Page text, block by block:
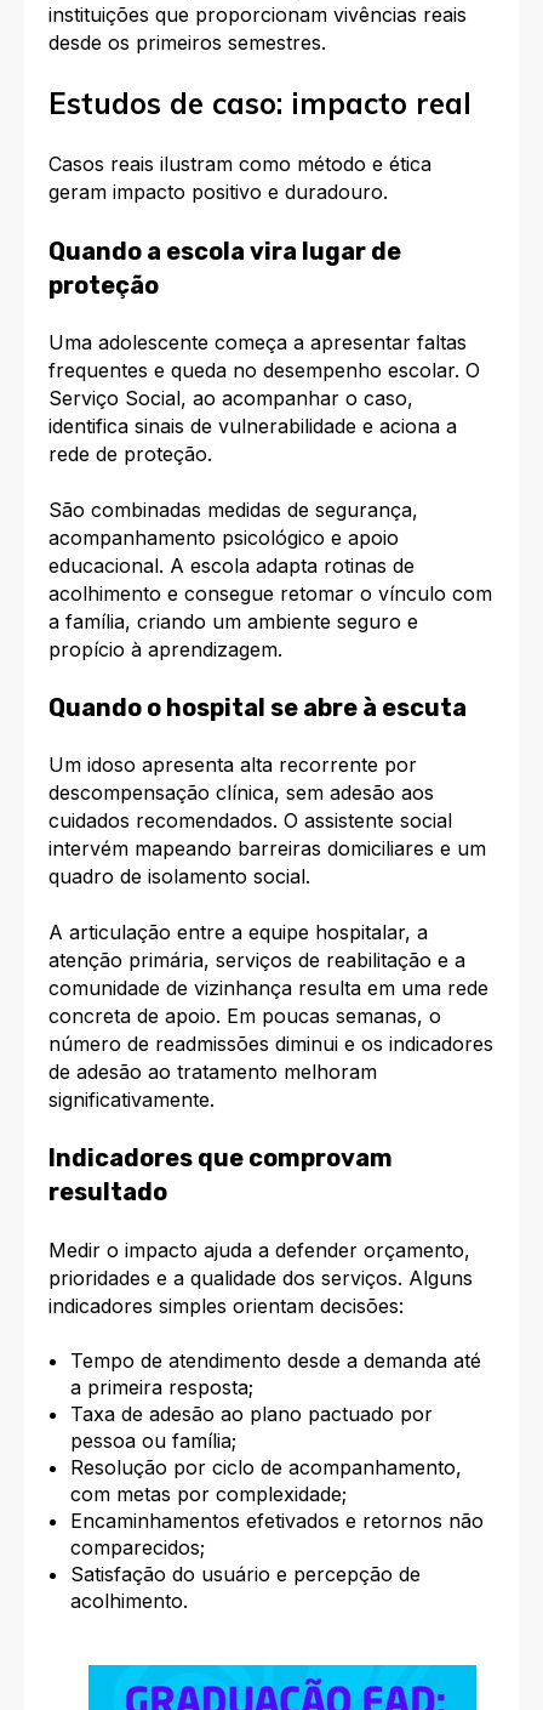
instituições que proporcionam vivências reais
desde os primeiros semestres.
Estudos de caso: impacto real
Casos reais ilustram como método e ética
geram impacto positivo e duradouro.
Quando a escola vira lugar de
proteção
Uma adolescente começa a apresentar faltas
frequentes e queda no desempenho escolar. O
Serviço Social, ao acompanhar o caso,
identifica sinais de vulnerabilidade e aciona a
rede de proteção.
São combinadas medidas de segurança,
acompanhamento psicológico e apoio
educacional. A escola adapta rotinas de
acolhimento e consegue retomar o vínculo com
a família, criando um ambiente seguro e
propício à aprendizagem.
Quando o hospital se abre à escuta
Um idoso apresenta alta recorrente por
descompensação clínica, sem adesão aos
cuidados recomendados. O assistente social
intervém mapeando barreiras domiciliares e um
quadro de isolamento social.
A articulação entre a equipe hospitalar, a
atenção primária, serviços de reabilitação e a
comunidade de vizinhança resulta em uma rede
concreta de apoio. Em poucas semanas, o
número de readmissões diminui e os indicadores
de adesão ao tratamento melhoram
significativamente.
Indicadores que comprovam
resultado
Medir o impacto ajuda a defender orçamento,
prioridades e a qualidade dos serviços. Alguns
indicadores simples orientam decisões:
Tempo de atendimento desde a demanda até
a primeira resposta;
Taxa de adesão ao plano pactuado por
pessoa ou família;
Resolução por ciclo de acompanhamento,
com metas por complexidade;
Encaminhamentos efetivados e retornos não
comparecidos;
Satisfação do usuário e percepção de
acolhimento.